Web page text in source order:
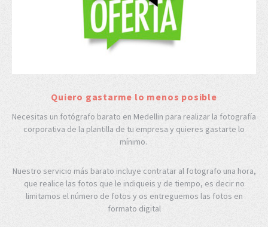
Quiero gastarme lo menos posible
Necesitas un fotógrafo barato en Medellin para realizar la fotografía
corporativa de la plantilla de tu empresa y quieres gastarte lo
mínimo.
Nuestro servicio más barato incluye contratar al fotografo una hora,
que realice las fotos que le indiqueis y de tiempo, es decir no
limitamos el número de fotos y os entreguemos las fotos en
formato digital